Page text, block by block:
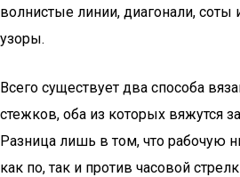
волнистые линии, диагонали, соты
узоры.
Всего существует два способа
стежков, оба из которых вяжутся
Разница лишь в том, что рабочую
как по, так и против часовой